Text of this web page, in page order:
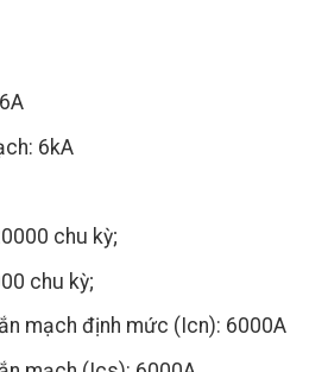
6kA
chu kỳ;
chu kỳ;
mạch định mức (Icn): 6000A